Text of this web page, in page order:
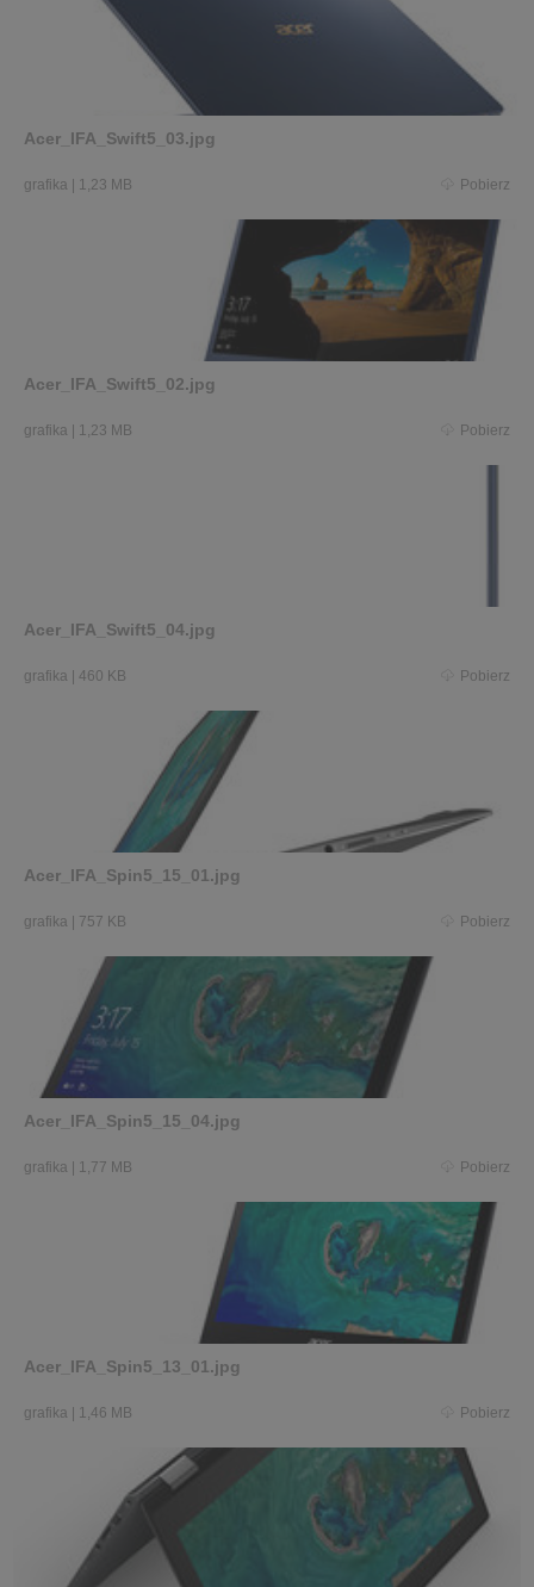
Acer_IFA_Swift5_03.jpg
grafika 1,23 MB Pobierz
Acer_IFA_Swift5_02.jpg
grafika 1,23 MB Pobierz
Acer_IFA_Swift5_04.jpg
grafika 460 KB Pobierz
Acer_IFA_Spin5_15_01.jpg
grafika 757 KB Pobierz
Acer_IFA_Spin5_15_04.jpg
grafika 1,77 MB Pobierz
Acer_IFA_Spin5_13_01.jpg
grafika 1,46 MB Pobierz